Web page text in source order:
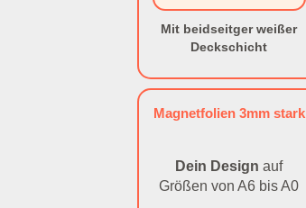
Mit beidseitger weißer
Deckschicht
Magnetfolien 3mm stark
Dein Design auf
Größen von A6 bis A0